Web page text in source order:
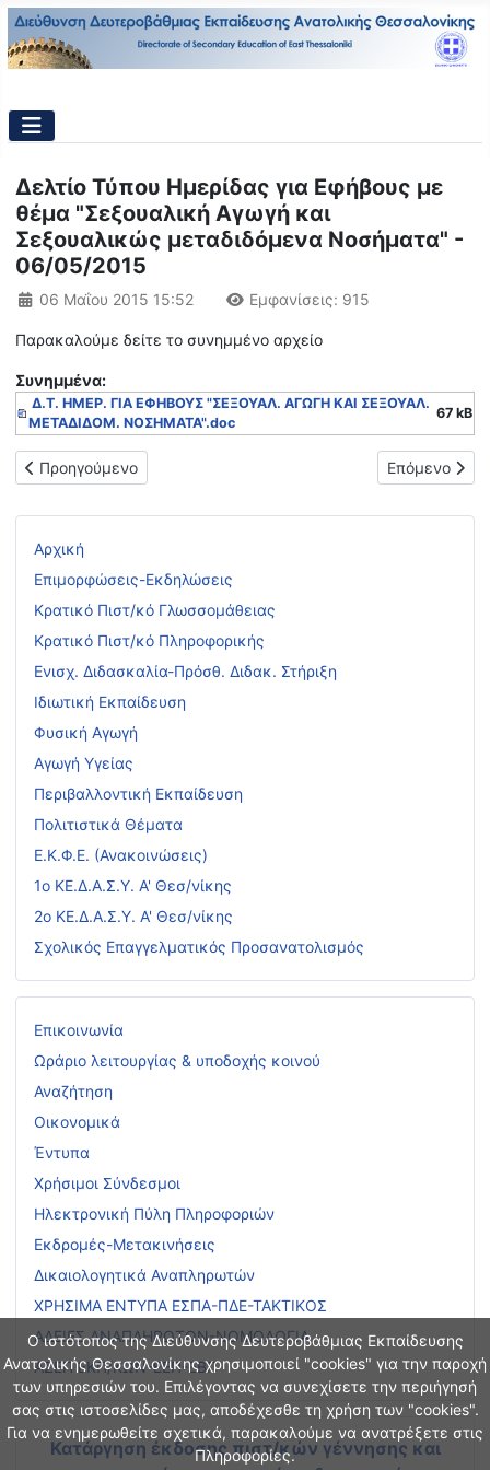
Ο ιστότοπος της Διεύθυνσης Δευτεροβάθμιας Εκπαίδευσης
Ανατολικής Θεσσαλονίκης χρησιμοποιεί "cookies" για την παροχή
των υπηρεσιών του. Επιλέγοντας να συνεχίσετε την περιήγησή
σας στις ιστοσελίδες μας, αποδέχεσθε τη χρήση των "cookies".
Για να ενημερωθείτε σχετικά, παρακαλούμε να ανατρέξετε στις
Πληροφορίες.
Αρχική
Επιμορφώσεις-Εκδηλώσεις
Κρατικό Πιστ/κό Γλωσσομάθειας
Κρατικό Πιστ/κό Πληροφορικής
Ενισχ. Διδασκαλία-Πρόσθ. Διδακ. Στήριξη
Ιδιωτική Εκπαίδευση
Φυσική Αγωγή
Αγωγή Υγείας
Περιβαλλοντική Εκπαίδευση
Πολιτιστικά Θέματα
Ε.Κ.Φ.Ε. (Ανακοινώσεις)
1ο ΚΕ.Δ.Α.Σ.Υ. Α' Θεσ/νίκης
2ο ΚΕ.Δ.Α.Σ.Υ. Α' Θεσ/νίκης
Σχολικός Επαγγελματικός Προσανατολισμός
Επικοινωνία
Ωράριο λειτουργίας & υποδοχής κοινού
Αναζήτηση
Οικονομικά
Έντυπα
Χρήσιμοι Σύνδεσμοι
Ηλεκτρονική Πύλη Πληροφοριών
Εκδρομές-Μετακινήσεις
Δικαιολογητικά Αναπληρωτών
ΧΡΗΣΙΜΑ ΕΝΤΥΠΑ ΕΣΠΑ-ΠΔΕ-ΤΑΚΤΙΚΟΣ
ΑΔΕΙΕΣ ΑΝΑΠΛΗΡΩΤΩΝ-ΝΟΜΟΛΟΓΙΑ
ΑΣΕΠ ΕΚΠ/ΚΩΝ-ΕΕΠ-ΕΒΠ
Κατάργηση έκδοσης πιστ/κών γέννησης και
Δελτίο Τύπου Ημερίδας για Εφήβους με
θέμα "Σεξουαλική Αγωγή και
Σεξουαλικώς μεταδιδόμενα Νοσήματα" -
06/05/2015
Λεπτομέρειες
06 Μαΐου 2015 15:52 Εμφανίσεις: 915
Παρακαλούμε δείτε το συνημμένο αρχείο
Συνημμένα:
Δ.Τ. ΗΜΕΡ. ΓΙΑ ΕΦΗΒΟΥΣ "ΣΕΞΟΥΑΛ. ΑΓΩΓΗ ΚΑΙ ΣΕΞΟΥΑΛ.
ΜΕΤΑΔΙΔΟΜ. ΝΟΣΗΜΑΤΑ".doc
67 kB
Προηγούμενο άρθρο: Πρόταση για δράσεις σχετικά με την
Προηγούμενο Επόμενο
Επόμενο